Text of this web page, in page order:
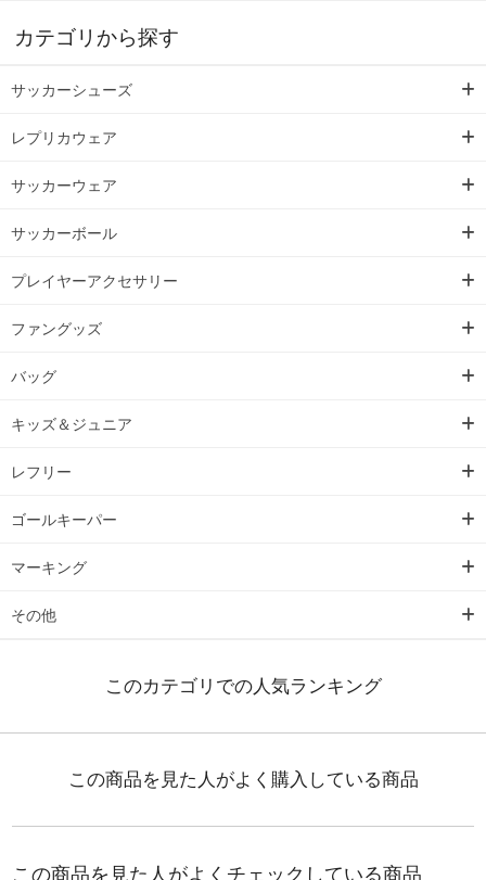
カテゴリから探す
サッカーシューズ
レプリカウェア
サッカーウェア
サッカーボール
プレイヤーアクセサリー
ファングッズ
バッグ
キッズ＆ジュニア
レフリー
ゴールキーパー
マーキング
その他